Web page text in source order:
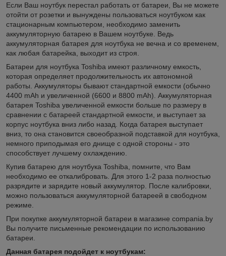
Если Ваш ноутбук перестал работать от батареи, Вы не можете
отойти от розетки и вынуждены пользоваться ноутбуком как
стационарным компьютером, необходимо заменить
аккумуляторную батарею в Вашем ноутбуке. Ведь
аккумуляторная батарея для ноутбука не вечна и со временем,
как любая батарейка, выходит из строя.
Батареи для ноутбука Toshiba имеют различному емкость,
которая определяет продолжительность их автономной
работы. Аккумуляторы бывают стандартной емкости (обычно
4400 mAh и увеличенной (6600 и 8800 mAh). Аккумуляторная
батарея Toshiba увеличенной емкости больше по размеру в
сравнении с батареей стандартной емкости, и выступает за
корпус ноутбука вниз либо назад. Когда батарея выступает
вниз, то она становится своеобразной подставкой для ноутбука,
немного приподымая его днище с одной стороны - это
способствует лучшему охлаждению.
Купив батарею для ноутбука Toshiba, помните, что Вам
необходимо ее откалибровать. Для этого 1-2 раза полностью
разрядите и зарядите новый аккумулятор. После калибровки,
можно пользоваться аккумуляторной батареей в свободном
режиме.
При покупке аккумуляторной батареи в магазине compania.by
Вы получите письменные рекомендации по использованию
батареи.
Данная батарея подойдет к ноутбукам: